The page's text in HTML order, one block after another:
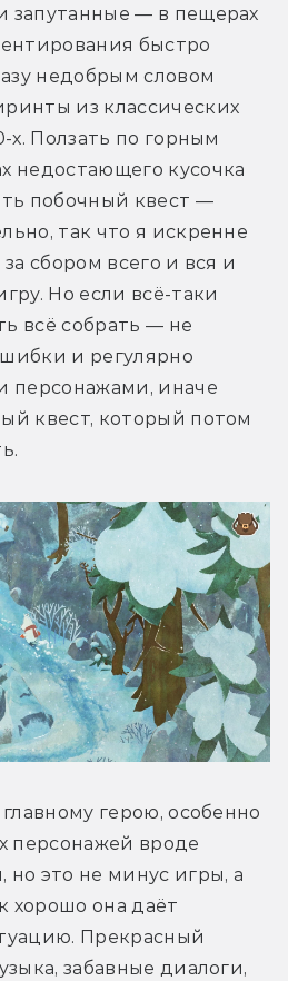
запутанные — в пещерах
быстро
недобрым словом
из классических
х. Ползать по горным
недостающего кусочка
побочный квест —
так что я искренне
сбором всего и вся и
Но если всё-таки
всё собрать — не
и регулярно
персонажами, иначе
квест, который потом
герою, особенно
персонажей вроде
это не минус игры, а
хорошо она даёт
Прекрасный
забавные диалоги,